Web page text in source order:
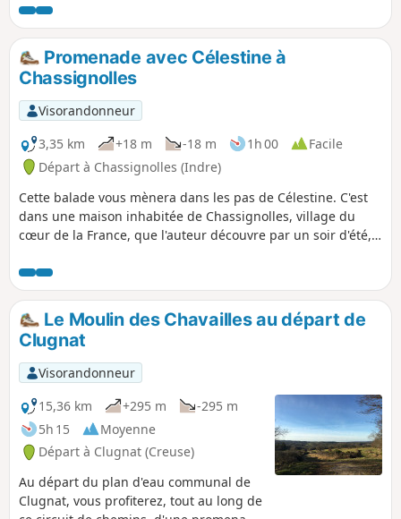
Gourdon, entre plateau et vallée, bocage et
forêt, jusqu'au Chêne des Pendus dans le bois
de Villemort. Selon la légende, en 1405, le
Seigneur de Rochefolle s'égara dans les bois,
au cours d'une chasse au loup. Un étrange
vieillard surgit brusquement et lui proposa de
suivre une lumière pour retrouver son
chemin, à condition de planter, une nuit de
pleine lune, un chêne qui défierait les
temps...
Promenade avec Célestine à
Chassignolles
Visorandonneur
3,35 km
+18 m -18 m 1h 00
Facile
Départ à Chassignolles (Indre)
Cette balade vous mènera dans les pas de Célestine. C'est
dans une maison inhabitée de Chassignolles, village du
cœur de la France, que l'auteur découvre par un soir d'été,
des années 1860, toutes, sauf une, sont des demandes en
mariage adressées à la fille de l'aubergiste, Célestine.
Le Moulin des Chavailles au départ de
Clugnat
Visorandonneur
15,36 km
+295 m
-295 m
5h 15
Moyenne
Départ à Clugnat (Creuse)
Au départ du plan d'eau communal de
Clugnat, vous profiterez, tout au long de